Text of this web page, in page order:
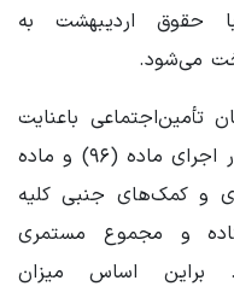
حقوق اردیبهشت به
می‌شود.
تأمین‌اجتماعی باعنایت
به مصوبه هیأت محترم وزیران و در اجرای ماده (۹۶) و ماده
و کمک‌های جنبی کلیه
و مجموع مستمری
براین اساس میزان